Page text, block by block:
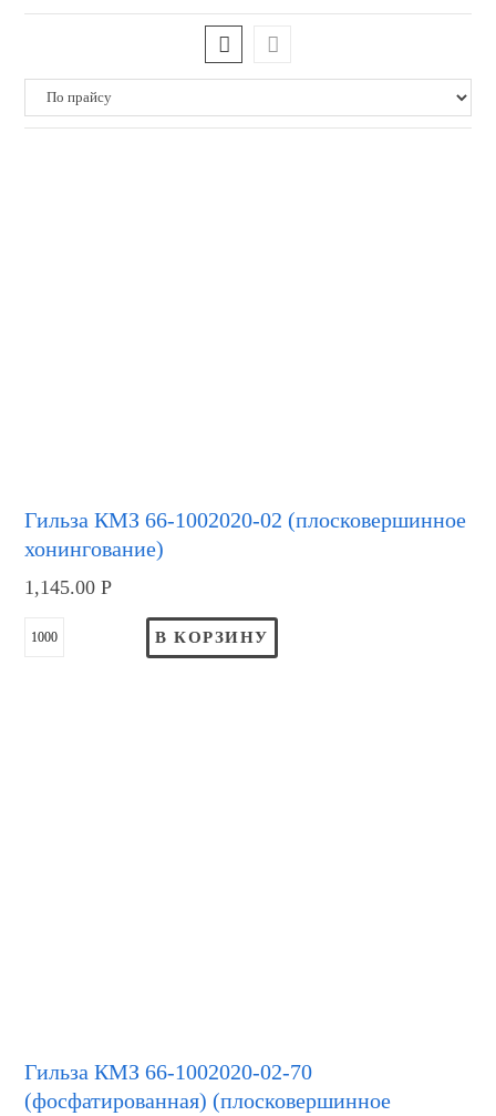
Гильза КМЗ 66-1002020-02 (плосковершинное
хонингование)
1,145.00Р
В КОРЗИНУ
Гильза КМЗ 66-1002020-02-70
(фосфатированная) (плосковершинное